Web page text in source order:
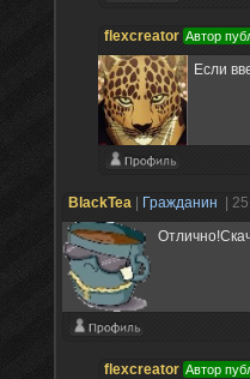
flexcreator Автор
Если
BlackTea Гражданин
|
flexcreator Автор